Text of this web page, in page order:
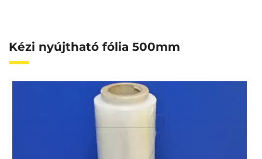
Kézi nyújtható fólia 500mm